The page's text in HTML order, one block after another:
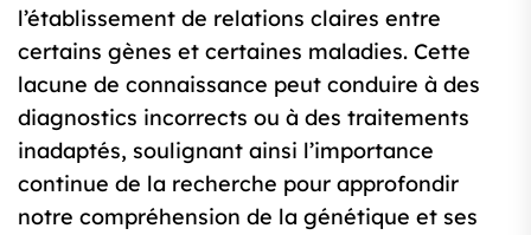
l’établissement de relations claires entre
certains gènes et certaines maladies. Cette
lacune de connaissance peut conduire à des
diagnostics incorrects ou à des traitements
inadaptés, soulignant ainsi l’importance
continue de la recherche pour approfondir
notre compréhension de la génétique et ses